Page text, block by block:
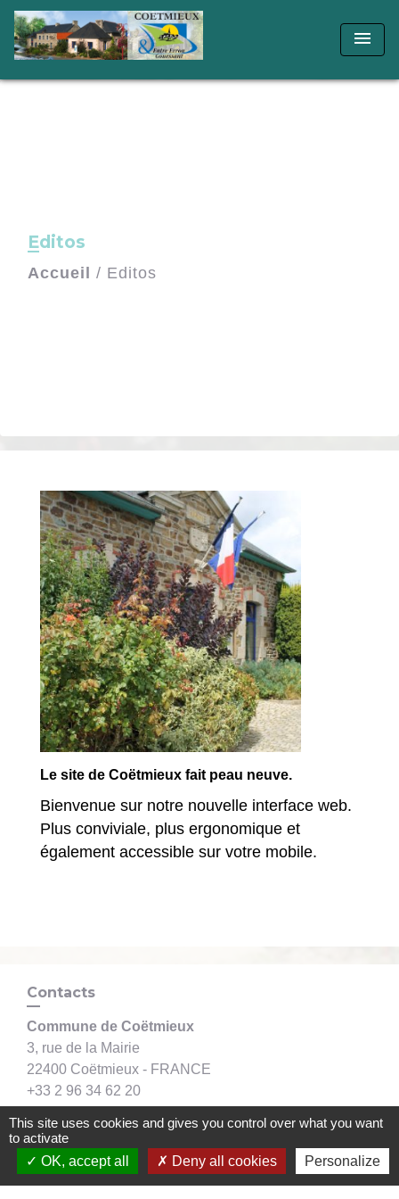
menu
Editos
Accueil / Editos
Le site de Coëtmieux fait peau neuve.
Bienvenue sur notre nouvelle interface web.
Plus conviviale, plus ergonomique et
également accessible sur votre mobile.
Contacts
Commune de Coëtmieux
3, rue de la Mairie
22400 Coëtmieux - FRANCE
+33 2 96 34 62 20
Mentions légales - Politique de confidentialité -
This site uses cookies and gives you control over what you want
to activate
OK, accept all
Deny all cookies Personalize